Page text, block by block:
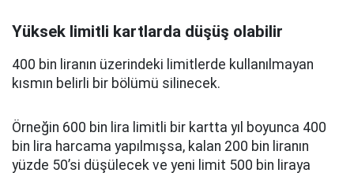
Yüksek limitli kartlarda düşüş olabilir
400 bin liranın üzerindeki limitlerde kullanılmayan
kısmın belirli bir bölümü silinecek.
Örneğin 600 bin lira limitli bir kartta yıl boyunca 400
bin lira harcama yapılmışsa, kalan 200 bin liranın
yüzde 50’si düşülecek ve yeni limit 500 bin liraya